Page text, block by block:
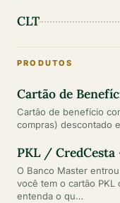
CLT
PRODUTOS
Cartão de
Cartão de benefício
compras) descontado
PKL /
O Banco Master
você tem o cartão PKL
entenda o qu…